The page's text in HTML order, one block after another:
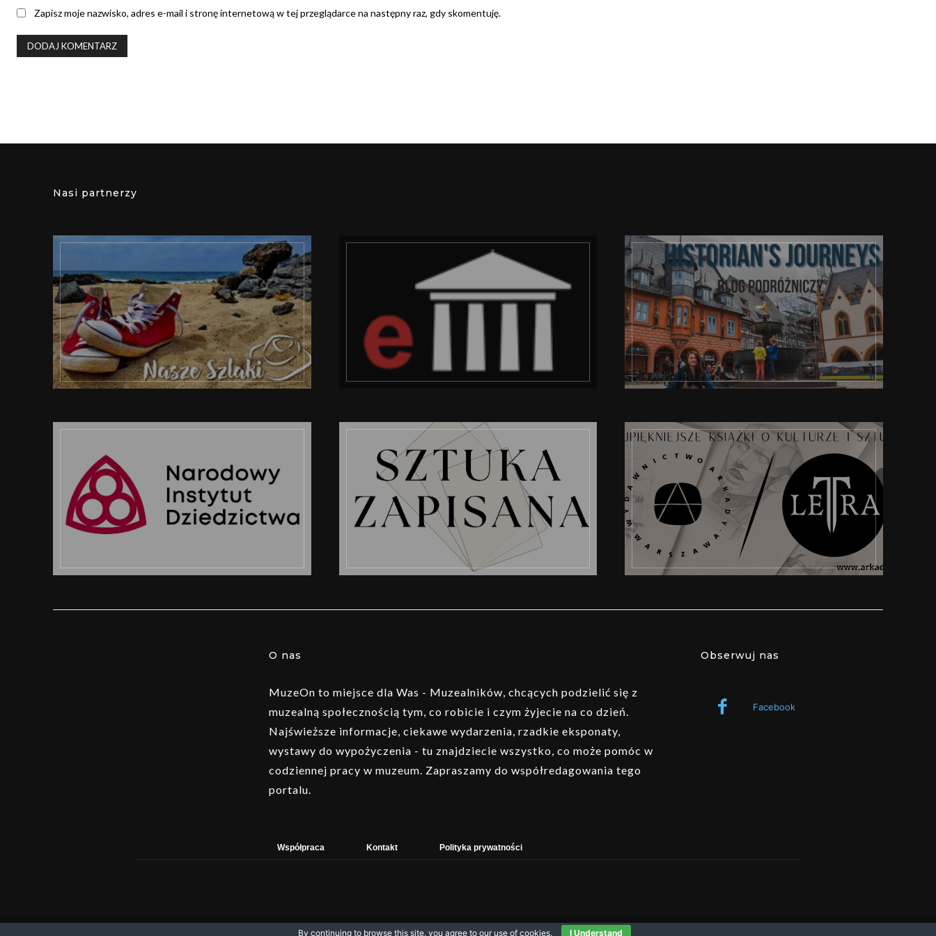
Zapisz moje nazwisko, adres e-mail i stronę internetową w tej przeglądarce na następny raz, gdy skomentuję.
Nasi partnerzy
O nas
MuzeOn to miejsce dla Was - Muzealników, chcących podzielić się z
muzealną społecznością tym, co robicie i czym żyjecie na co dzień.
Najświeższe informacje, ciekawe wydarzenia, rzadkie eksponaty,
wystawy do wypożyczenia - tu znajdziecie wszystko, co może pomóc w
codziennej pracy w muzeum. Zapraszamy do współredagowania tego
portalu.
Obserwuj nas
Facebook
Współpraca Kontakt Polityka prywatności
Wszelkie prawa zastrzeżone © fpsystem. Powered by Muzeo.By continuing to browse this site, you agree to our use of cookies. I Understand